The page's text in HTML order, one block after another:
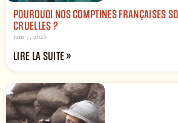
POURQUOI NOS COMPTINES FRANÇAISES
CRUELLES ?
juin 7, 2026
LIRE LA SUITE »